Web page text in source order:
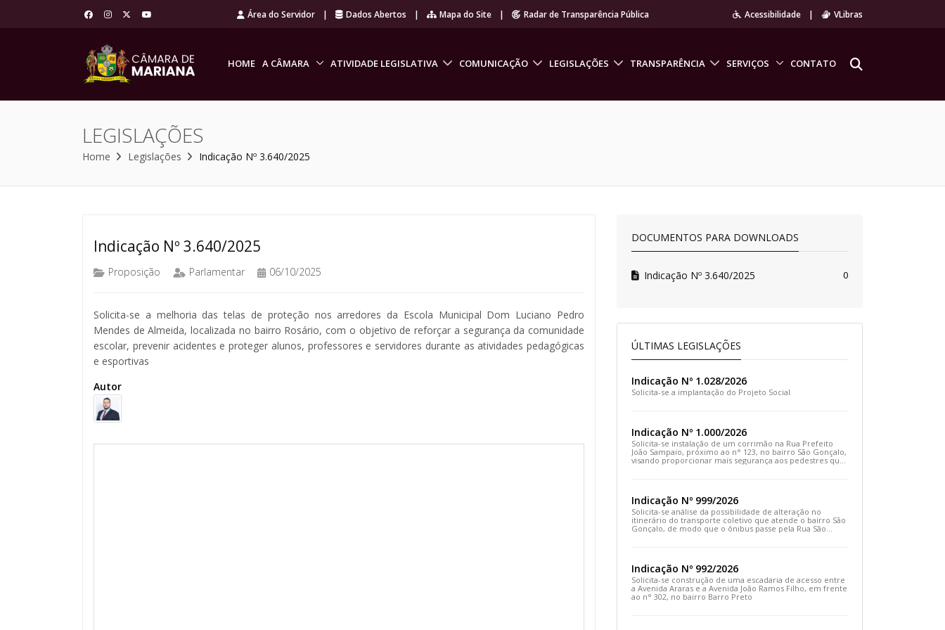
Área do Servidor | Dados Abertos | Mapa do Site | Radar de Transparência Pública Acessibilidade | VLibras
HOME A CÂMARA ATIVIDADE LEGISLATIVA COMUNICAÇÃO LEGISLAÇÕES TRANSPARÊNCIA SERVIÇOS CONTATO
LEGISLAÇÕES
Home Legislações Indicação Nº 3.640/2025
Indicação Nº 3.640/2025
Proposição Parlamentar 06/10/2025
Solicita-se a melhoria das telas de proteção nos arredores da Escola Municipal Dom Luciano Pedro
Mendes de Almeida, localizada no bairro Rosário, com o objetivo de reforçar a segurança da comunidade
escolar, prevenir acidentes e proteger alunos, professores e servidores durante as atividades pedagógicas
e esportivas
Autor
DOCUMENTOS PARA DOWNLOADS
Indicação Nº 3.640/2025 0
ÚLTIMAS LEGISLAÇÕES
Indicação Nº 1.028/2026
Solicita-se a implantação do Projeto Social
Indicação Nº 1.000/2026
Solicita-se instalação de um corrimão na Rua Prefeito
João Sampaio, próximo ao n° 123, no bairro São Gonçalo,
visando proporcionar mais segurança aos pedestres que
Indicação Nº 999/2026
Solicita-se análise da possibilidade de alteração no
itinerário do transporte coletivo que atende o bairro São
Gonçalo, de modo que o ônibus passe pela Rua São
Indicação Nº 992/2026
Solicita-se construção de uma escadaria de acesso entre
a Avenida Araras e a Avenida João Ramos Filho, em frente
ao n° 302, no bairro Barro Preto